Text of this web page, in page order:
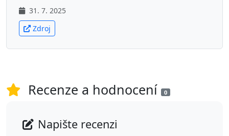
31. 7. 2025
Zdroj
Recenze a hodnocení 0
Napište recenzi